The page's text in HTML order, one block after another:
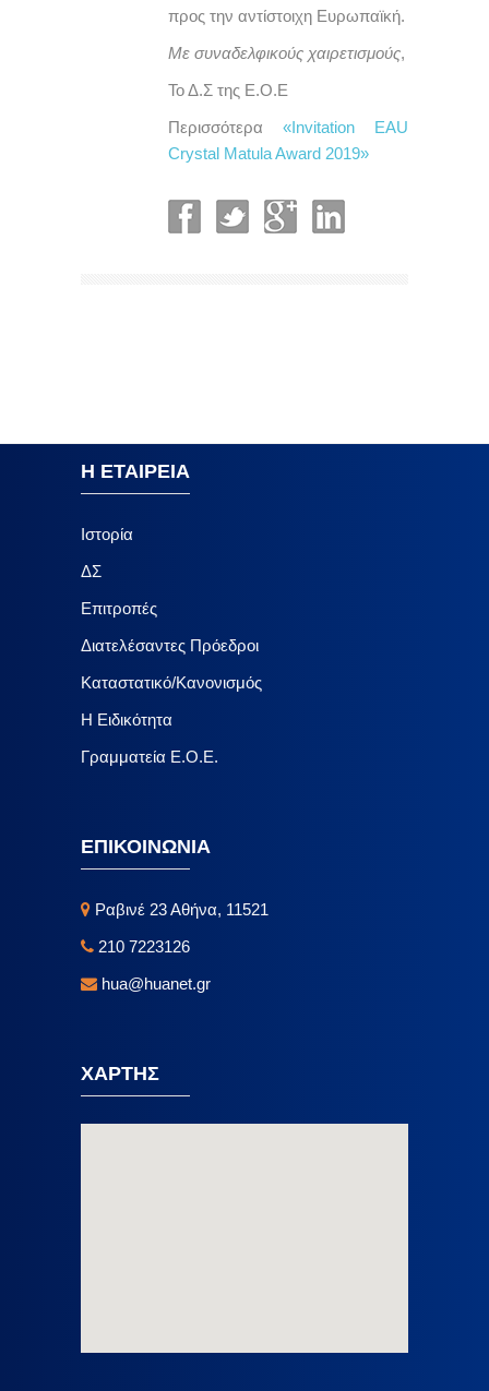
προς την αντίστοιχη Ευρωπαϊκή.
Με συναδελφικούς χαιρετισμούς,
Το Δ.Σ της Ε.Ο.Ε
Περισσότερα «Invitation EAU
Crystal Matula Award 2019»
Η ΕΤΑΙΡΕΙΑ
Ιστορία
ΔΣ
Επιτροπές
Διατελέσαντες Πρόεδροι
Καταστατικό/Κανονισμός
Η Ειδικότητα
Γραμματεία Ε.Ο.Ε.
ΕΠΙΚΟΙΝΩΝΙΑ
Ραβινέ 23 Αθήνα, 11521
210 7223126
hua@huanet.gr
ΧΑΡΤΗΣ